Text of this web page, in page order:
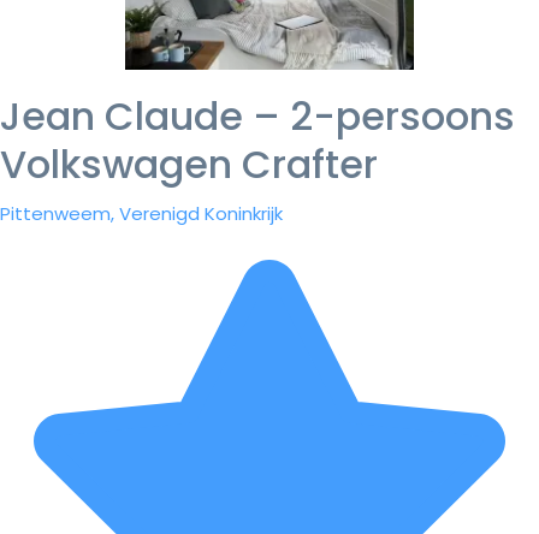
Jean Claude – 2-persoons
Volkswagen Crafter
Pittenweem, Verenigd Koninkrijk